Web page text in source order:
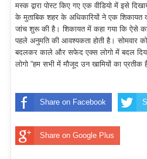
मस्क द्वारा पोस्ट किए गए एक वीडियो में इसे
के मुताबिक शहर के अधिकारियों ने एक शिकायत
जांच शुरू की है। शिकायत में कहा गया कि ऐसे
पहले अनुमति की आवश्यकता होती है। सोमवार
बदलकर काले और सफेद एक्स लोगो में बदल
लोगो “हम सभी में मौजूद उन खामियों का प्रतीक है
Share on Facebook
Share on Google Plus